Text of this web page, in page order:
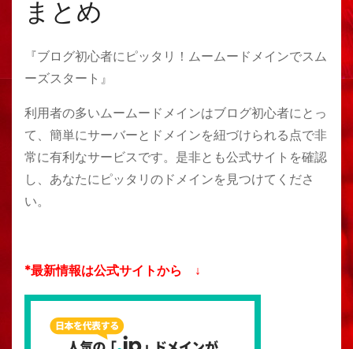
まとめ
『ブログ初心者にピッタリ！ムームードメインでスム
ーズスタート』
利用者の多いムームードメインはブログ初心者にとっ
て、簡単にサーバーとドメインを紐づけられる点で非
常に有利なサービスです。是非とも公式サイトを確認
し、あなたにピッタリのドメインを見つけてくださ
い。
*最新情報は公式サイトから ↓